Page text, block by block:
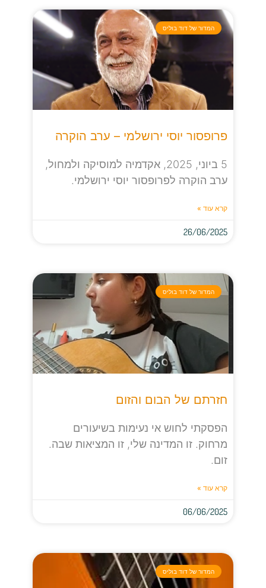
המדור של דוד בוליס
פרופסור יוסי ירושלמי – ערב הוקרה
5 ביוני, 2025, אקדמיה למוסיקה ולמחול,
ערב הוקרה לפרופסור יוסי ירושלמי.
קרא עוד »
26/06/2025
המדור של דוד בוליס
חזרתם של הבום והזום
הפסקתי לחוש אי נעימות בשיעורים
מרחוק. זו המדינה שלי, זו המציאות שבה.
זום.
קרא עוד »
06/06/2025
המדור של דוד בוליס